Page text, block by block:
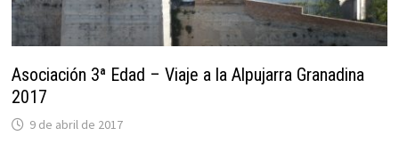
Asociación 3ª Edad – Viaje a la Alpujarra Granadina
2017
9 de abril de 2017